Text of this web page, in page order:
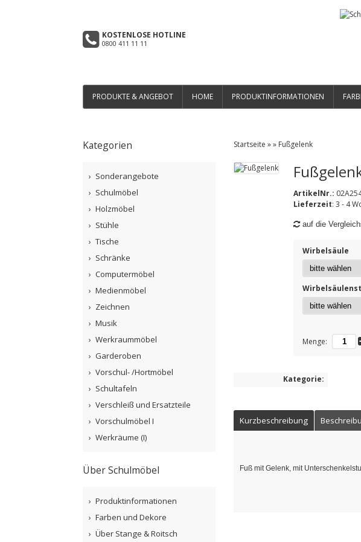
KOSTENLOSE HOTLINE
0800 411 11 11
PRODUKTE & ANGEBOT HOME PRODUKTINFORMATIONEN
Startseite »» Fußgelenk
ArtikelNr.:
Lieferzeit: 3 - 4
auf die
Wirbelsäule
Menge:
Kategorie:
Kurzbeschreibung
Fuß mit Gelenk, mit
Kategorien
Sonderangebote
Schulmöbel
Holzmöbel
Stühle
Tische
Schränke
Computermöbel
Medienmöbel
Zeichnen
Musik
Werkraummöbel
Garderoben
Vorschul- /Hortmöbel
Schultafeln
Verschleiß und Ersatzteile
Vorschulmöbel I
Werkräume (I)
Über Schulmöbel
Produktinformationen
Farben und Dekore
Über Stange & Roitsch